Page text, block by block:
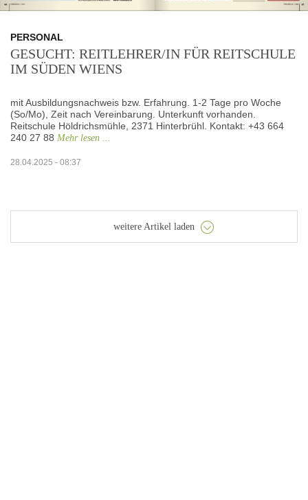
PERSONAL
GESUCHT: REITLEHRER/IN FÜR REITSCHULE
IM SÜDEN WIENS
mit Ausbildungsnachweis bzw. Erfahrung. 1-2 Tage pro Woche
(So/Mo), Zeit nach Vereinbarung. Unterkunft vorhanden.
Reitschule Höldrichsmühle, 2371 Hinterbrühl. Kontakt: +43 664
240 27 88 Mehr lesen ...
28.04.2025 - 08:37
weitere Artikel laden